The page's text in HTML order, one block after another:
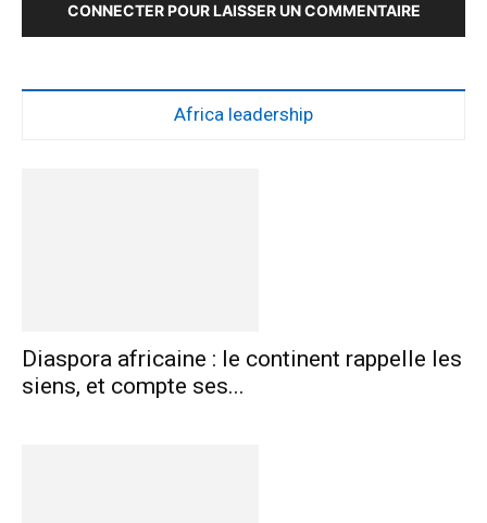
CONNECTER POUR LAISSER UN COMMENTAIRE
Africa leadership
Diaspora africaine : le continent rappelle les
siens, et compte ses...